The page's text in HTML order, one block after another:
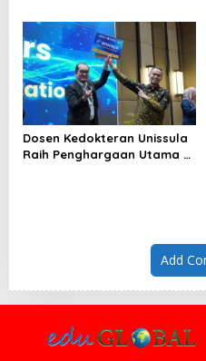
Public Speaking
Dosen Kedokteran Unissula
Raih Penghargaan Utama di
Add